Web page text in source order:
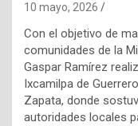
10 mayo, 2026
Con el objetivo de
comunidades de la
Gaspar Ramírez
Ixcamilpa de
Zapata, donde
autoridades locales